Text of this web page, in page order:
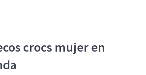
crocs mujer en